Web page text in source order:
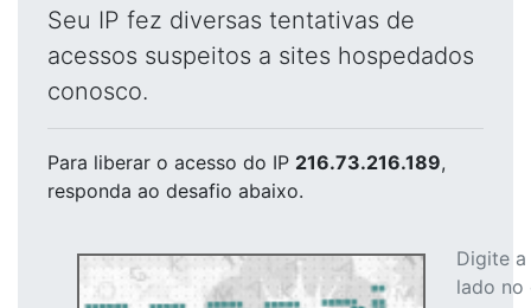
Seu IP fez diversas tentativas de
acessos suspeitos a sites hospedados
conosco.
Para liberar o acesso do IP 216.73.216.189,
responda ao desafio abaixo.
Digite
lado no